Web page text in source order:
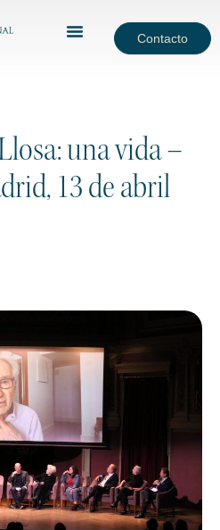
Contacto
una vida –
13 de abril